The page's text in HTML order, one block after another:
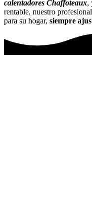
calentadores Chaffoteaux,
rentable, nuestro
para su hogar, siempre